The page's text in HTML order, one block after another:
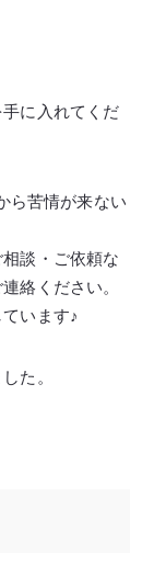
に入れてくだ
ら苦情が来ない
談・ご依頼な
絡ください。
います♪
た。